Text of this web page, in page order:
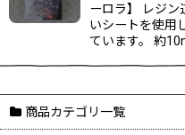
ーロラ】 レジン
いシートを使用
ています。 約
商品カテゴリ一覧